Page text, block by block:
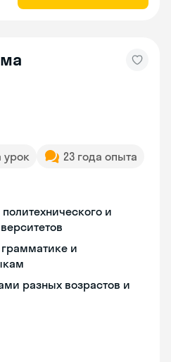
урок
23 года опыта
и
и
разных возрастов и